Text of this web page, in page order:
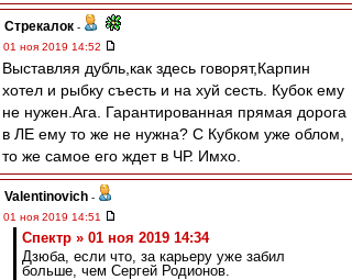
Стрекалок -
01 ноя 2019 14:52
Выставляя дубль,как здесь говорят,Карпин
хотел и рыбку съесть и на хуй сесть. Кубок ему
не нужен.Ага. Гарантированная прямая дорога
в ЛЕ ему то же не нужна? С Кубком уже облом,
то же самое его ждет в ЧР. Имхо.
Valentinovich -
01 ноя 2019 14:51
Спектр » 01 ноя 2019 14:34
Дзюба, если что, за карьеру уже забил
больше, чем Сергей Родионов.